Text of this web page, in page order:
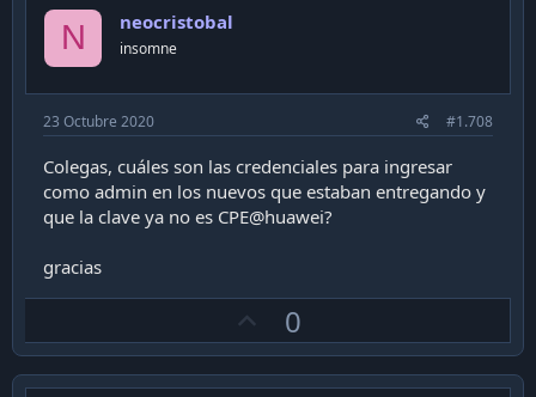
N neocristobal
insomne
23 Octubre 2020 #1.708
Colegas, cuáles son las credenciales para ingresar
como admin en los nuevos que estaban entregando y
que la clave ya no es CPE@huawei?
gracias
p
v
0